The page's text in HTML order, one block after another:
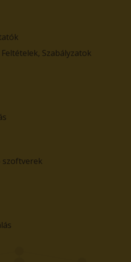
Szabályzatok
szoftverek